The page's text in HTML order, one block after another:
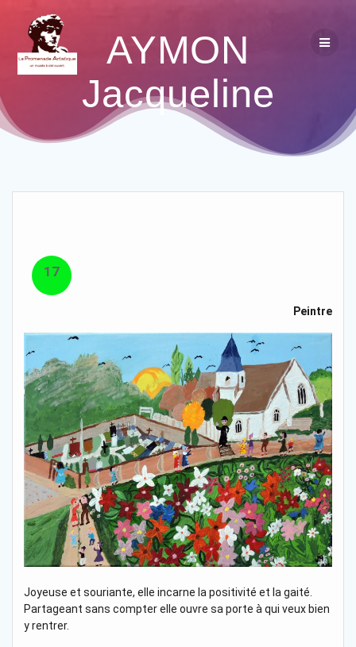
AYMON
Jacqueline
17
Peintre
Joyeuse et souriante, elle incarne la positivité et la gaité.
Partageant sans compter elle ouvre sa porte à qui veux bien
y rentrer.